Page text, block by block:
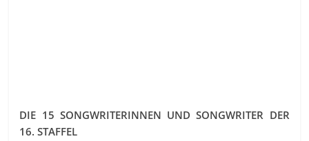
DIE 15 SONGWRITERINNEN UND SONGWRITER DER
16. STAFFEL